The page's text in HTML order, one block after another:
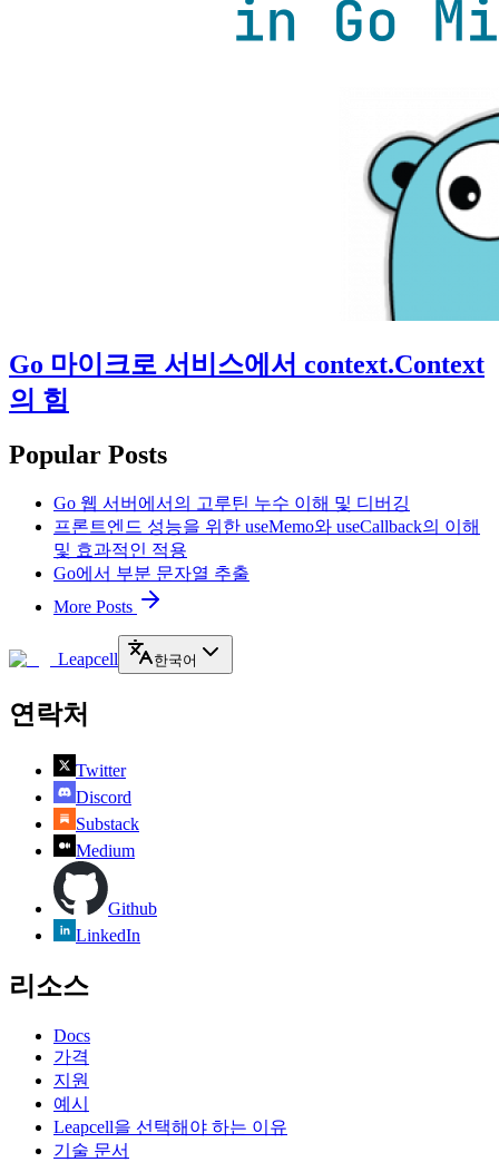
Go 마이크로 서비스에서 context.Context
의 힘
Popular Posts
Go 웹 서버에서의 고루틴 누수 이해 및 디버깅
프론트엔드 성능을 위한 useMemo와 useCallback의 이해
및 효과적인 적용
Go에서 부분 문자열 추출
More Posts
Leapcell 한국어
연락처
Twitter
Discord
Substack
Medium
Github
LinkedIn
리소스
Docs
가격
지원
예시
Leapcell을 선택해야 하는 이유
기술 문서